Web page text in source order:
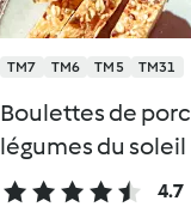
TM7 TM6 TM5 TM31
Boulettes de
légumes du soleil
4.7